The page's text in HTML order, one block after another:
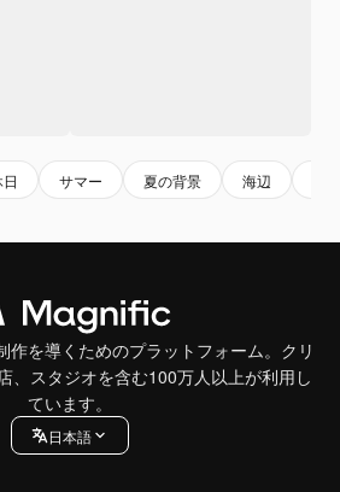
サマー 夏の背景 海辺
作を導くためのプラットフォーム。クリ
、スタジオを含む100万人以上が利用し
ています。
日本語